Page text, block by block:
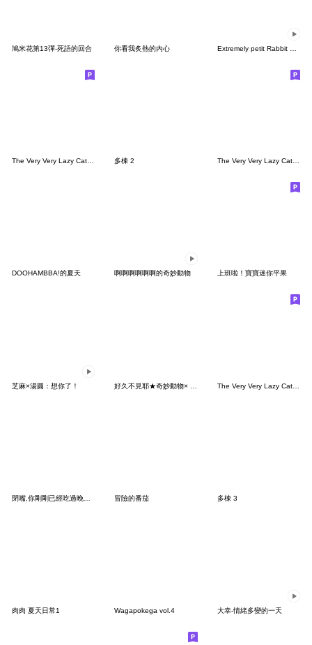
鳩米花第13彈-死語的回合 你看我炙熱的內心
多棟 2 The Very Very Lazy Cat 25
DOOHAMBBA!的夏天 啊啊啊啊啊啊的奇妙動物 上班啦！寶寶迷你平果
芝麻×湯圓：想你了！ The Very Very Lazy Cat - 禮貌篇
冒險的番茄 多棟 3
肉肉 夏天日常1 Wagapokega vol.4 大幸-情緒多變的一天